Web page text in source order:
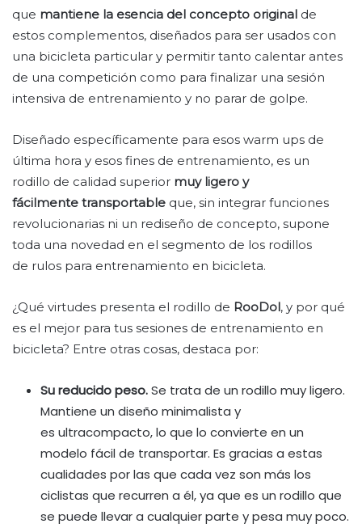
que mantiene la esencia del concepto original de
estos complementos, diseñados para ser usados con
una bicicleta particular y permitir tanto calentar antes
de una competición como para finalizar una sesión
intensiva de entrenamiento y no parar de golpe.
Diseñado específicamente para esos warm ups de
última hora y esos fines de entrenamiento, es un
rodillo de calidad superior muy ligero y
fácilmente transportable que, sin integrar funciones
revolucionarias ni un rediseño de concepto, supone
toda una novedad en el segmento de los rodillos
de rulos para entrenamiento en bicicleta.
¿Qué virtudes presenta el rodillo de RooDol, y por qué
es el mejor para tus sesiones de entrenamiento en
bicicleta? Entre otras cosas, destaca por:
Su reducido peso.Se trata de un rodillo muy ligero.
Mantiene un diseño minimalista y
es ultracompacto, lo que lo convierte en un
modelo fácil de transportar. Es gracias a estas
cualidades por las que cada vez son más los
ciclistas que recurren a él, ya que es un rodillo que
se puede llevar a cualquier parte y pesa muy poco.